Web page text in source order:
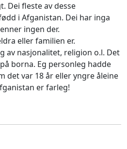
Dei fleste av desse
i Afganistan. Dei har inga
ingen der.
eller familien er.
av nasjonalitet, religion o.l. Det
borna. Eg personleg hadde
det var 18 år eller yngre åleine
er farleg!